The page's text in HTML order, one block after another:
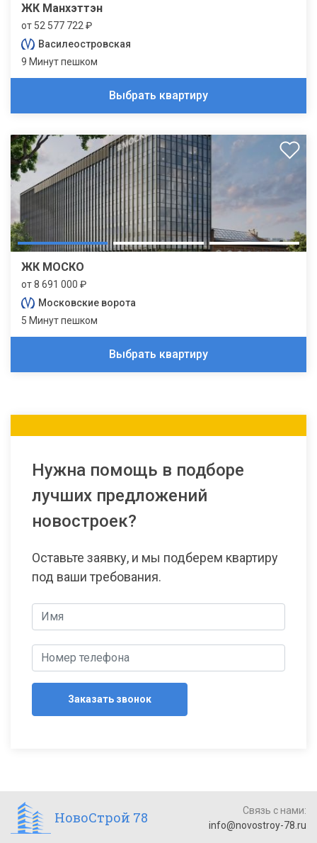
ЖК Манхэттэн
от 52 577 722 ₽
Василеостровская
9 Минут пешком
Выбрать квартиру
ЖК МОСКО
от 8 691 000 ₽
Московские ворота
5 Минут пешком
Выбрать квартиру
Нужна помощь в подборе
лучших предложений
новостроек?
Оставьте заявку, и мы подберем квартиру
под ваши требования.
Заказать звонок
НовоСтрой 78
Связь с нами:
info@novostroy-78.ru